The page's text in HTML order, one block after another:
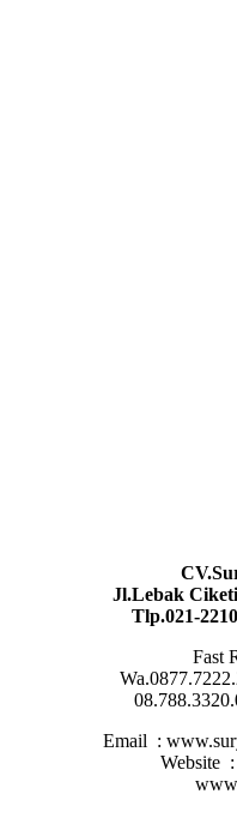
Jl.Lebak
Tlp.021-
Fast
Email :
Website